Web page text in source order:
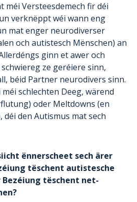
méi Versteesdemech fir déi
verknëppt wéi wann eng
mat enger neurodiverser
och autistesch Mënschen) an
ginn et awer och
ze geréiere sinn,
béid Partner neurodivers sinn.
schlechten Deeg, wärend
oder Meltdowns (en
déi den Autismus mat sech
ënnerscheet sech ärer
tëschent autistesche
Bezéiung tëschent net-